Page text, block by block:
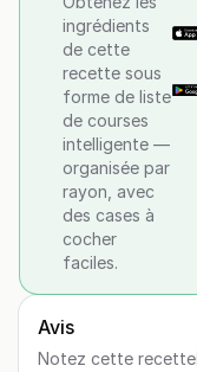
ingrédients
de cette
recette sous
forme de liste
de courses
intelligente —
organisée par
rayon, avec
des cases à
cocher
faciles.
Avis
Notez cette recette